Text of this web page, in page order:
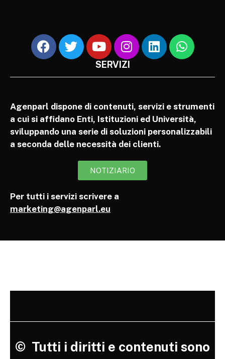
SERVIZI
Agenparl dispone di contenuti, servizi e strumenti
a cui si affidano Enti, Istituzioni ed Università,
sviluppando una serie di soluzioni personalizzabili
a seconda delle necessità dei clienti.
NOTIZIARIO
Per tutti i servizi scrivere a
marketing@agenparl.eu
© Tutti i diritti e contenuti sono